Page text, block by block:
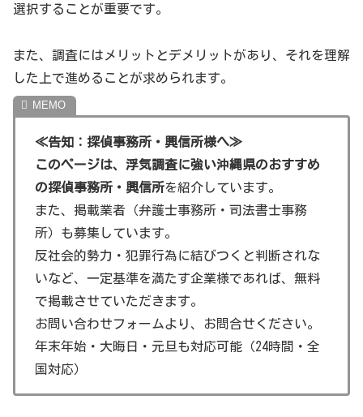
沖縄県でも浮気調査の需要は高く、多くの調査会社が活動
地元の調査会社
地元の調査会社は、地域の特性を活かした調査が可能で
す。
調査の難易度
沖縄県の地理的な特性から、調査は一定の難易度を伴いま
す。
《観光名所情報》
沖縄県で浮気調査を紹介していますが、おまけとして、沖
縄県の観光名所を紹介します。
選択することが重要です。
また、調査にはメリットとデメリットがあり、それを理解
した上で進めることが求められます。
≪告知：探偵事務所・興信所様へ≫
このページは、浮気調査に強い沖縄県のおすすめ
の探偵事務所・興信所を紹介しています。
また、掲載業者（弁護士事務所・司法書士事務
所）も募集しています。
反社会的勢力・犯罪行為に結びつくと判断されな
いなど、一定基準を満たす企業様であれば、無料
で掲載させていただきます。
お問い合わせフォームより、お問合せください。
年末年始・大晦日・元旦も対応可能（24時間・全
国対応）